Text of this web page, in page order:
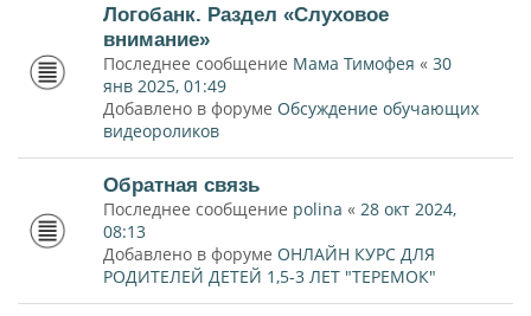
Логобанк. Раздел «Слуховое
внимание»
Последнее сообщение Мама Тимофея « 30
янв 2025, 01:49
Добавлено в форуме Обсуждение обучающих
видеороликов
Обратная связь
Последнее сообщение polina « 28 окт 2024,
08:13
Добавлено в форуме ОНЛАЙН КУРС ДЛЯ
РОДИТЕЛЕЙ ДЕТЕЙ 1,5-3 ЛЕТ "ТЕРЕМОК"